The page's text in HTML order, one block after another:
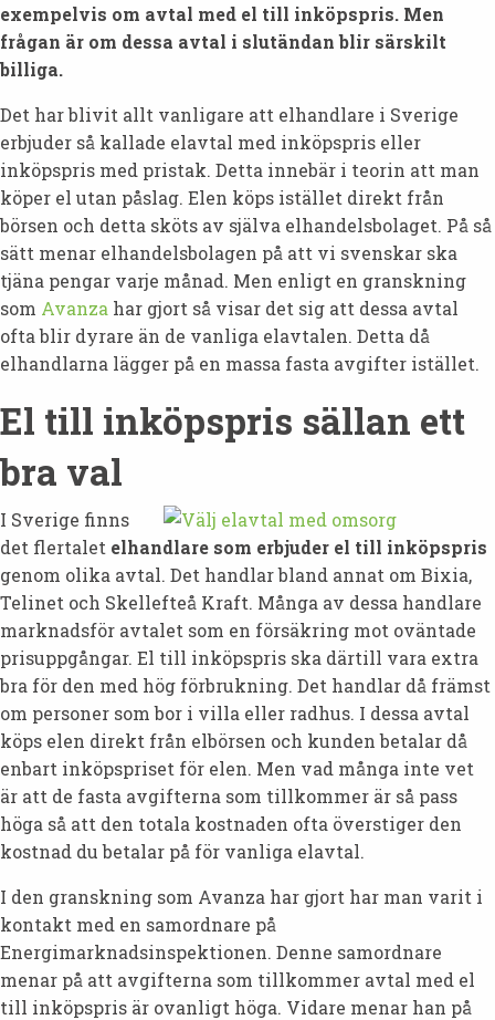
exempelvis om avtal med el till inköpspris. Men
frågan är om dessa avtal i slutändan blir särskilt
billiga.
Det har blivit allt vanligare att elhandlare i Sverige
erbjuder så kallade elavtal med inköpspris eller
inköpspris med pristak. Detta innebär i teorin att man
köper el utan påslag. Elen köps istället direkt från
börsen och detta sköts av själva elhandelsbolaget. På så
sätt menar elhandelsbolagen på att vi svenskar ska
tjäna pengar varje månad. Men enligt en granskning
som Avanza har gjort så visar det sig att dessa avtal
ofta blir dyrare än de vanliga elavtalen. Detta då
elhandlarna lägger på en massa fasta avgifter istället.
El till inköpspris sällan ett
bra val
I Sverige finns
det flertalet elhandlare som erbjuder el till inköpspris
genom olika avtal. Det handlar bland annat om Bixia,
Telinet och Skellefteå Kraft. Många av dessa handlare
marknadsför avtalet som en försäkring mot oväntade
prisuppgångar. El till inköpspris ska därtill vara extra
bra för den med hög förbrukning. Det handlar då främst
om personer som bor i villa eller radhus. I dessa avtal
köps elen direkt från elbörsen och kunden betalar då
enbart inköpspriset för elen. Men vad många inte vet
är att de fasta avgifterna som tillkommer är så pass
höga så att den totala kostnaden ofta överstiger den
kostnad du betalar på för vanliga elavtal.
I den granskning som Avanza har gjort har man varit i
kontakt med en samordnare på
Energimarknadsinspektionen. Denne samordnare
menar på att avgifterna som tillkommer avtal med el
till inköpspris är ovanligt höga. Vidare menar han på